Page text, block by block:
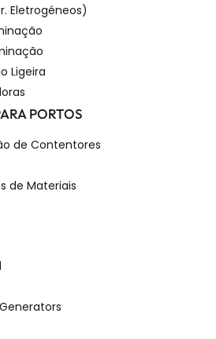
Eletrogéneos)
Ligeira
PORTOS
de Contentores
de Materiais